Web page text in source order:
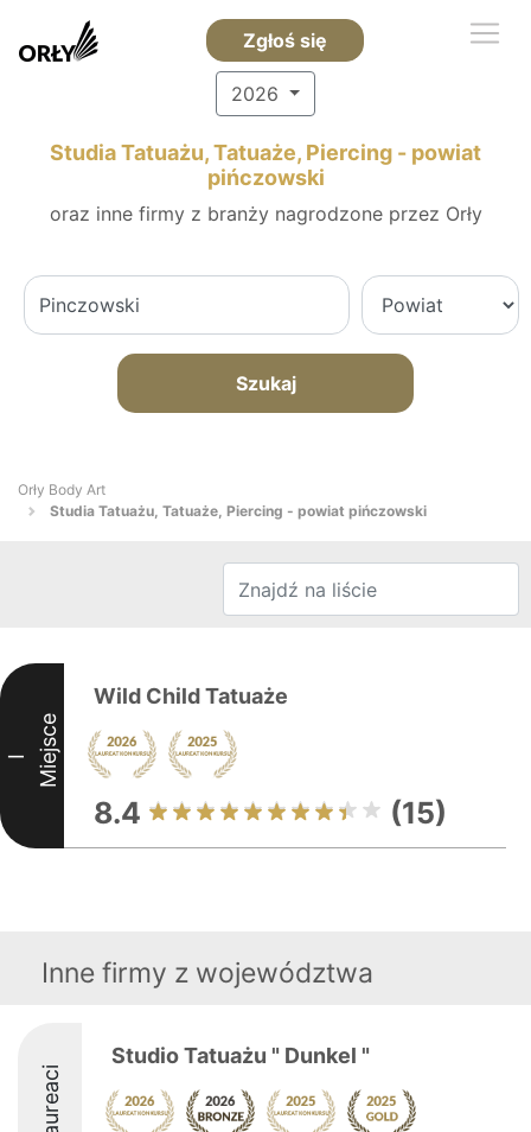
Zgłoś się
2026
Studia Tatuażu, Tatuaże, Piercing - powiat
pińczowski
oraz inne firmy z branży nagrodzone przez Orły
Szukaj
Orły Body Art
Studia Tatuażu, Tatuaże, Piercing - powiat pińczowski
I Miejsce
Wild Child Tatuaże
8.4 (15)
Inne firmy z województwa
Laureaci
Studio Tatuażu " Dunkel "